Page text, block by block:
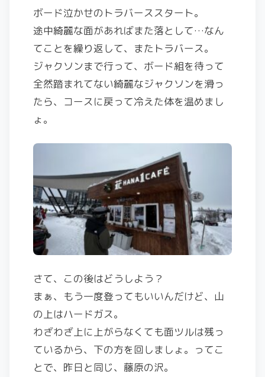
ボード泣かせのトラバーススタート。
途中綺麗な面があればまた落として…なん
てことを繰り返して、またトラバース。
ジャクソンまで行って、ボード組を待って
全然踏まれてない綺麗なジャクソンを滑っ
たら、コースに戻って冷えた体を温めまし
ょ。
さて、この後はどうしよう？
まぁ、もう一度登ってもいいんだけど、山
の上はハードガス。
わざわざ上に上がらなくても面ツルは残っ
ているから、下の方を回しましょ。ってこ
とで、昨日と同じ、藤原の沢。